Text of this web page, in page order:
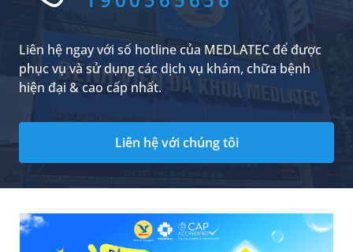
Liên hệ ngay với số hotline của MEDLATEC để được
phục vụ và sử dụng các dịch vụ khám, chữa bệnh
hiện đại & cao cấp nhất.
Liên hệ với chúng tôi